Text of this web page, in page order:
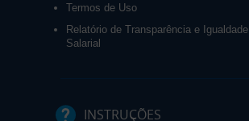
Termos de Uso
Relatório de Transparência e Igualdade
Salarial
INSTRUÇÕES